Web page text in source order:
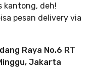
kantong, deh!
pesan delivery via
Raya No.6 RT
Jakarta